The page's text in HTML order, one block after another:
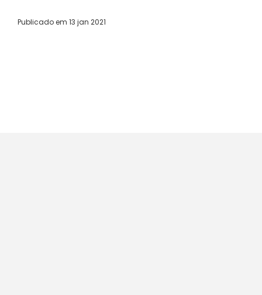
Publicado em 13 jan 2021